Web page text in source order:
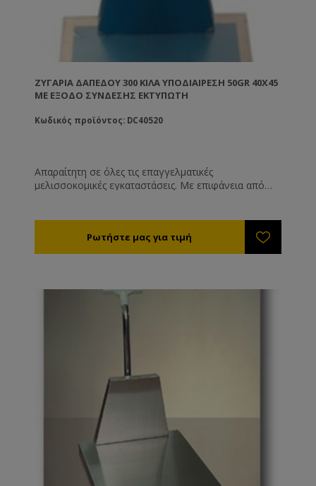
ΖΥΓΑΡΙΆ ΔΑΠΈΔΟΥ 300 ΚΙΛΆ ΥΠΟΔΙΑΊΡΕΣΗ 50GR 40X45
ΜΕ ΕΞΟΔΟ ΣΥΝΔΕΣΗΣ ΕΚΤΥΠΩΤΗ
Κωδικός προϊόντος: DC40520
Απαραίτητη σε όλες τις επαγγελματικές
μελισσοκομικές εγκαταστάσεις. Με επιφάνεια από
τη δυνατότητα να εκτυπώνουν τις υπολογισμένες
τιμές με συμπερίληψη του ονόματός σας, των